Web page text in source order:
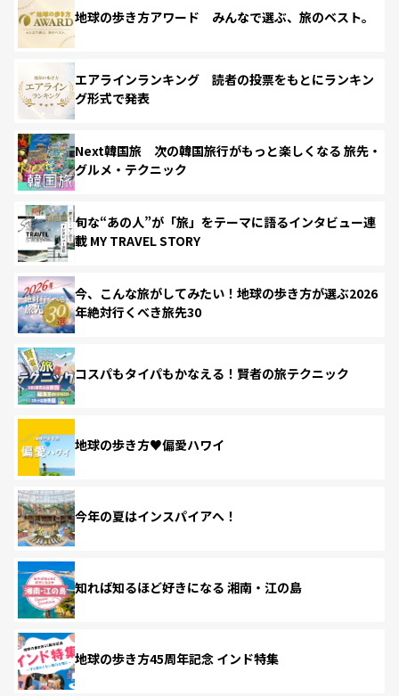
地球の歩き方アワード みんなで選ぶ、旅のベスト。
エアラインランキング 読者の投票をもとにランキン
グ形式で発表
Next韓国旅 次の韓国旅行がもっと楽しくなる 旅先・
グルメ・テクニック
旬な“あの人”が「旅」をテーマに語るインタビュー連
載 MY TRAVEL STORY
今、こんな旅がしてみたい！地球の歩き方が選ぶ2026
年絶対行くべき旅先30
コスパもタイパもかなえる！賢者の旅テクニック
地球の歩き方♥偏愛ハワイ
今年の夏はインスパイアへ！
知れば知るほど好きになる 湘南・江の島
地球の歩き方45周年記念 インド特集